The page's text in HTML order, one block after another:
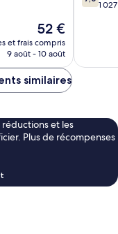
Le
nouveau
prix
de
52 €
et frais compris
9 août - 10 août
sur 1
similaires
et les
Plus de récompenses